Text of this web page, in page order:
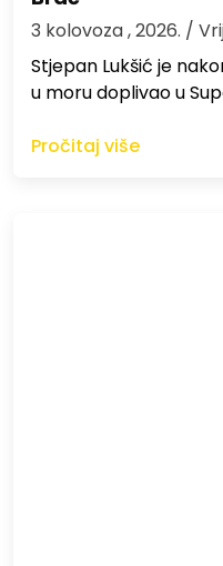
3 kolovoza , 2026. /
St​jepan Lukšić je
u moru doplivao u
Pročitaj više